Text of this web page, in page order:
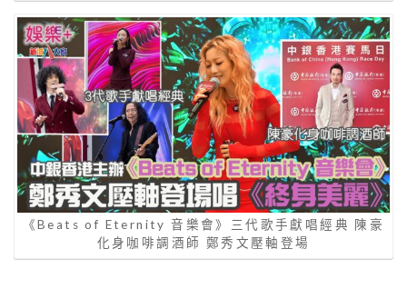
《Beats of Eternity 音樂會》三代歌手獻唱經典 陳豪
化身咖啡調酒師 鄭秀文壓軸登場